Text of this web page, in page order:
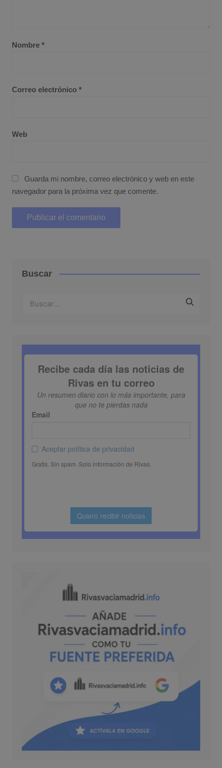
Nombre *
Correo electrónico *
Web
Guarda mi nombre, correo electrónico y web en este
navegador para la próxima vez que comente.
Buscar